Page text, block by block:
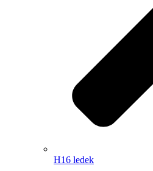
H16 ledek